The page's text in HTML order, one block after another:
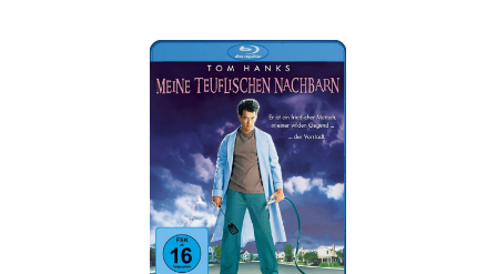
Bildergalerie überspringen